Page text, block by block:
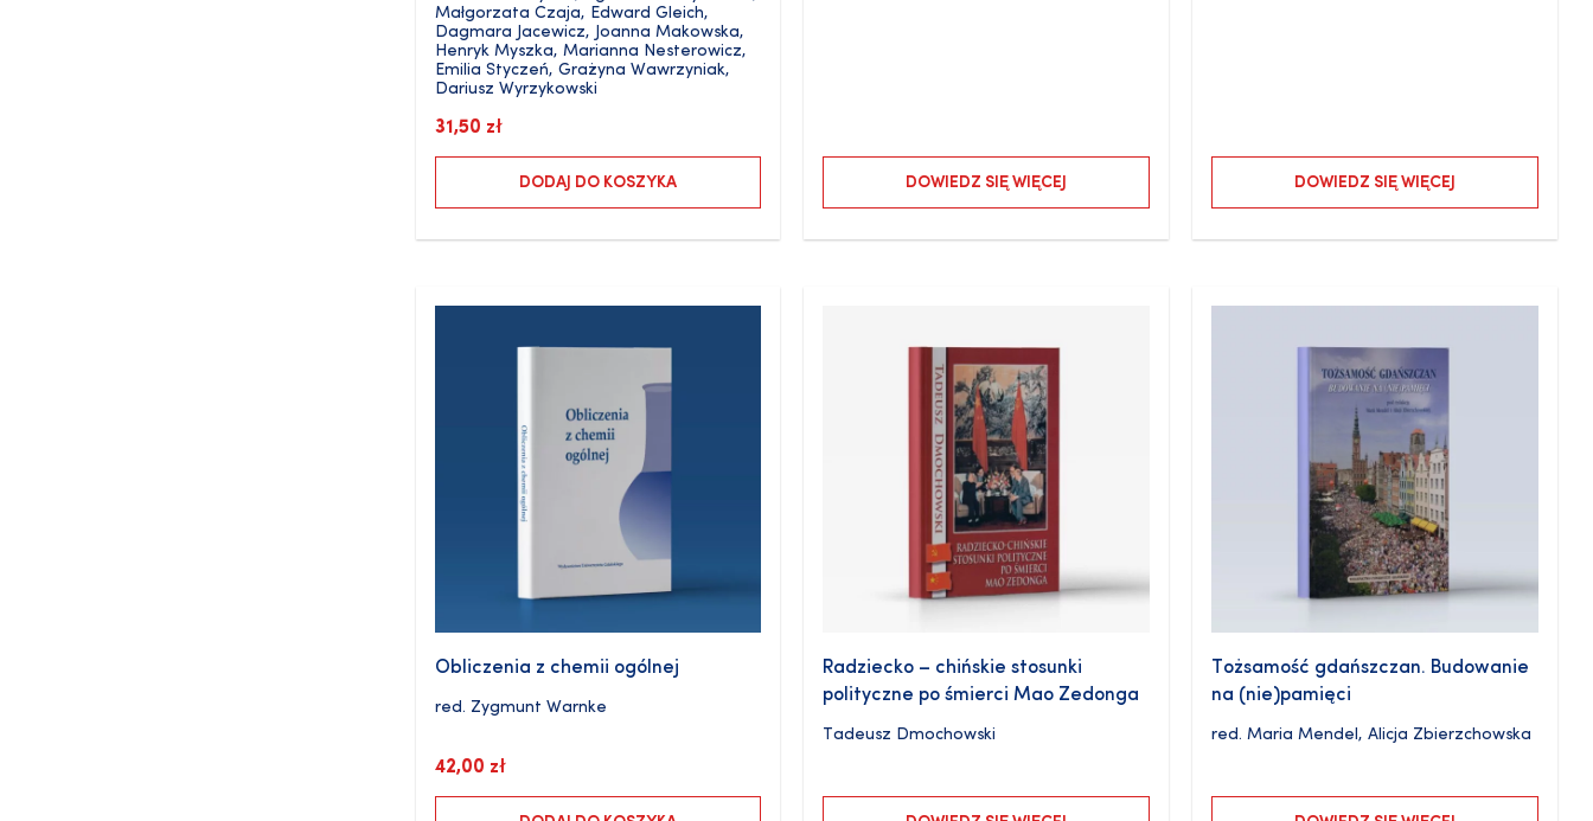
Małgorzata Czaja, Edward Gleich,
Dagmara Jacewicz, Joanna Makowska,
Henryk Myszka, Marianna Nesterowicz,
Emilia Styczeń, Grażyna Wawrzyniak,
Dariusz Wyrzykowski
31,50 zł
DODAJ DO KOSZYKA DOWIEDZ SIĘ WIĘCEJ DOWIEDZ SIĘ WIĘCEJ
Obliczenia z chemii ogólnej
red. Zygmunt Warnke
42,00 zł
Radziecko – chińskie stosunki
polityczne po śmierci Mao Zedonga
Tadeusz Dmochowski
Tożsamość gdańszczan. Budowanie
na (nie)pamięci
red. Maria Mendel,Alicja Zbierzchowska